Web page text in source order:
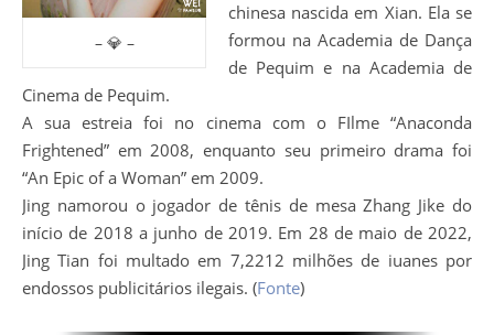
– 💎 –
chinesa nascida em Xian. Ela se
formou na Academia de Dança
de Pequim e na Academia de
Cinema de Pequim.
A sua estreia foi no cinema com o FIlme “Anaconda
Frightened” em 2008, enquanto seu primeiro drama foi
“An Epic of a Woman” em 2009.
Jing namorou o jogador de tênis de mesa Zhang Jike do
início de 2018 a junho de 2019. Em 28 de maio de 2022,
Jing Tian foi multado em 7,2212 milhões de iuanes por
endossos publicitários ilegais. (Fonte)